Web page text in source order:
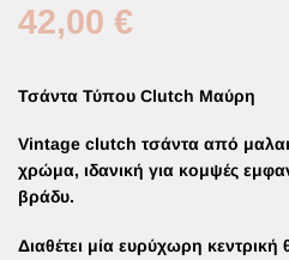
42,00 €
Τσάντα Τύπου Clutch Μαύρη
Vintage clutch τσάντα από
χρώμα, ιδανική για κομψές
βράδυ.
Διαθέτει μία ευρύχωρη κεντρική